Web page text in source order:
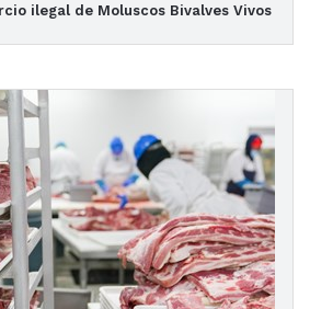
ilegal de Moluscos Bivalves Vivos